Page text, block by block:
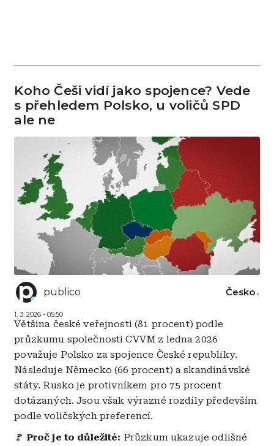
Koho Češi vidí jako spojence? Vede
s přehledem Polsko, u voličů SPD
ale ne
publico
1. 3. 2026 - 05:50
Česko
Většina české veřejnosti (81 procent) podle
průzkumu společnosti CVVM z ledna 2026
považuje Polsko za spojence České republiky.
Následuje Německo (66 procent) a skandinávské
státy. Rusko je protivníkem pro 75 procent
dotázaných. Jsou však výrazné rozdíly především
podle voličských preferencí.
🚩 Proč je to důležité: Průzkum ukazuje odlišné